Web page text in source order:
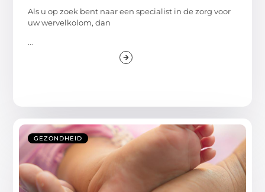
Als u op zoek bent naar een specialist in de zorg voor
uw wervelkolom, dan
...
GEZONDHEID